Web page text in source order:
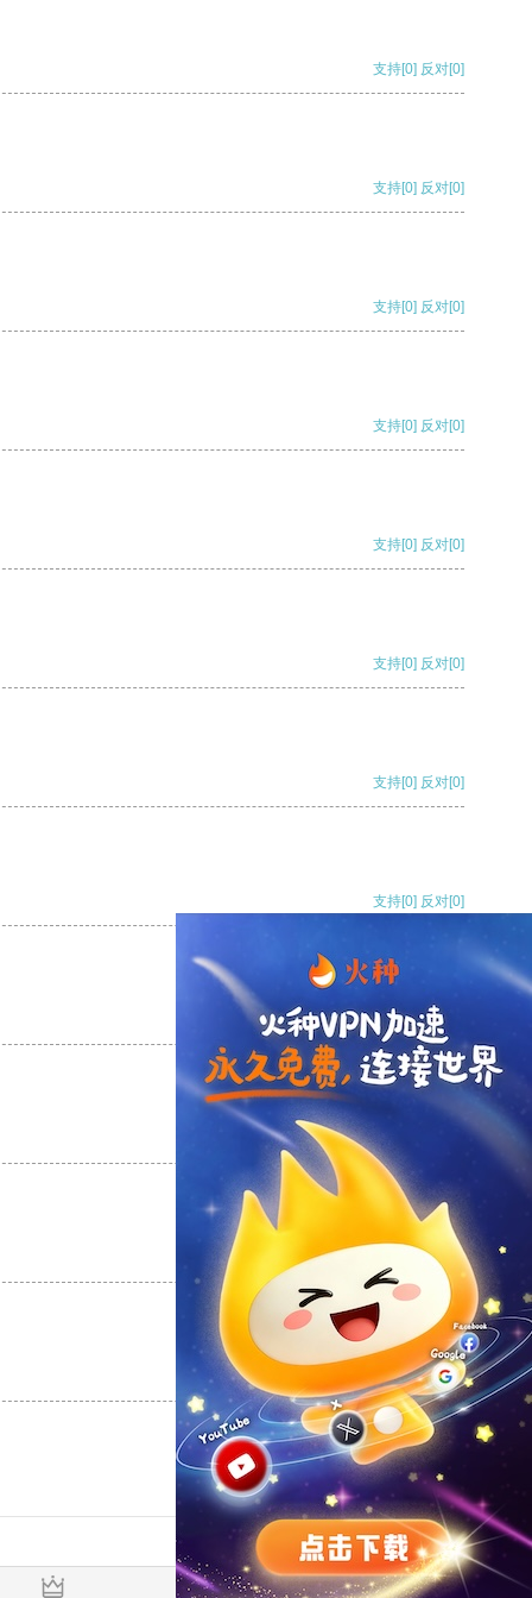
支持[0] 反对[0]
支持[0] 反对[0]
支持[0] 反对[0]
支持[0] 反对[0]
支持[0] 反对[0]
支持[0] 反对[0]
支持[0] 反对[0]
支持[0] 反对[0]
支持[0] 反对
支持
反对 [0]
支持[0] 反对[0]